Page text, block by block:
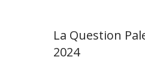
La Question
2024